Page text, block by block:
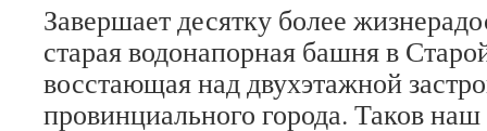
Завершает десятку более
старая водонапорная башня в
восстающая над двухэтажной
провинциального города. Таков наш